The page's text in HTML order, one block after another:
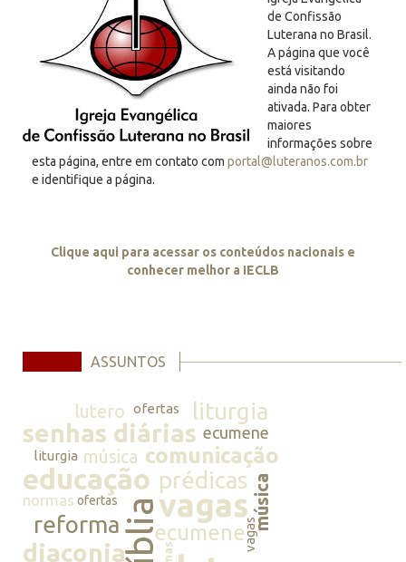
de Confissão
Luterana no Brasil.
A página que você
está visitando
ainda não foi
ativada. Para obter
maiores
informações sobre
esta página, entre em contato com portal@luteranos.com.br
e identifique a página.
Clique aqui para acessar os conteúdos nacionais e
conhecer melhor a IECLB
ASSUNTOS
lutero ofertas liturgia
senhas diárias ecumene
liturgia música comunicação
educação prédicasmúsica
normas ofertasbíbliavagas
reforma
diaconia
ecumenevagas